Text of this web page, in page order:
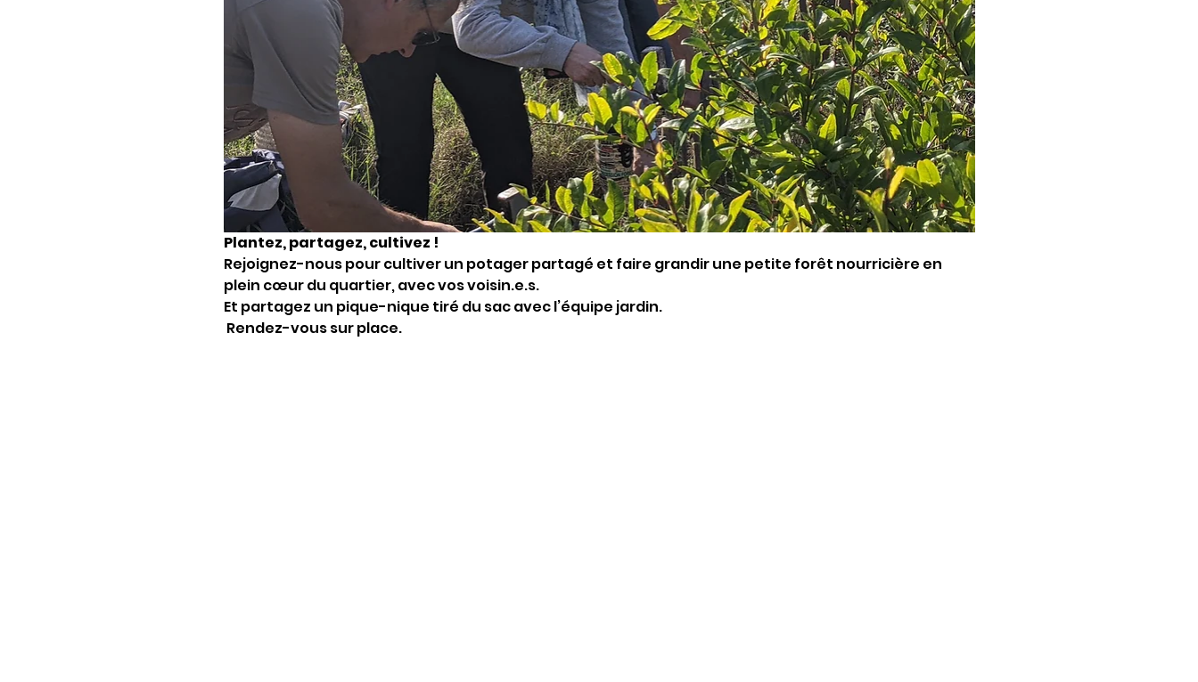
Plantez, partagez, cultivez !
Rejoignez-nous pour cultiver un potager partagé et faire grandir une petite forêt nourricière en
plein cœur du quartier, avec vos voisin.e.s.
Et partagez un pique-nique tiré du sac avec l’équipe jardin.
Rendez-vous sur place.